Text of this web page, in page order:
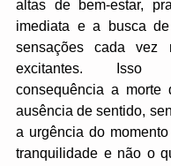
altas de bem-estar,
imediata e a busca
sensações cada vez
excitantes. Isso
consequência a
ausência de sentido,
a urgência do
tranquilidade e não o